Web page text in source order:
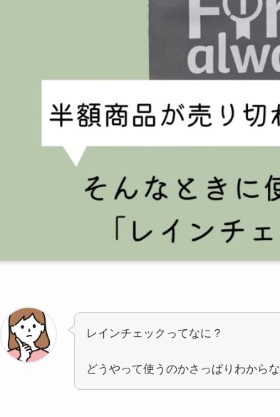
レインチェックってなに？
どうやって使うのかさっぱりわからな